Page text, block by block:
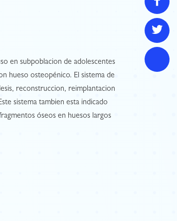
en subpoblacion de adolescentes
hueso osteopénico. El sistema de
reconstruccion, reimplantacion
sistema tambien esta indicado
óseos en huesos largos